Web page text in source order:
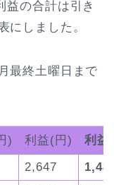
益の合計は引き
にしました。
最終土曜日まで
) 利益(円)
利益
2,647